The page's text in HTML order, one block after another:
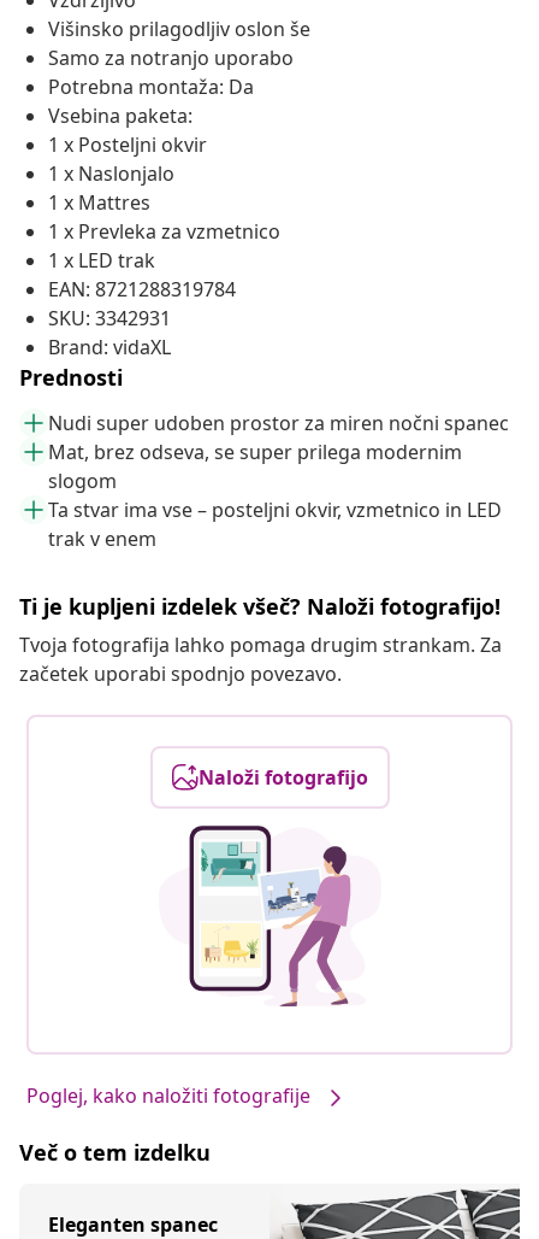
Višinsko prilagodljiv oslon še
Samo za notranjo uporabo
Potrebna montaža: Da
Vsebina paketa:
1 x Posteljni okvir
1 x Naslonjalo
1 x Mattres
1 x Prevleka za vzmetnico
1 x LED trak
EAN: 8721288319784
SKU: 3342931
Brand: vidaXL
Prednosti
Nudi super udoben prostor za miren nočni spanec
Mat, brez odseva, se super prilega modernim
slogom
Ta stvar ima vse – posteljni okvir, vzmetnico in LED
trak v enem
Ti je kupljeni izdelek všeč? Naloži fotografijo!
Tvoja fotografija lahko pomaga drugim strankam. Za
začetek uporabi spodnjo povezavo.
Naloži fotografijo
Poglej, kako naložiti fotografije
Več o tem izdelku
Eleganten spanec